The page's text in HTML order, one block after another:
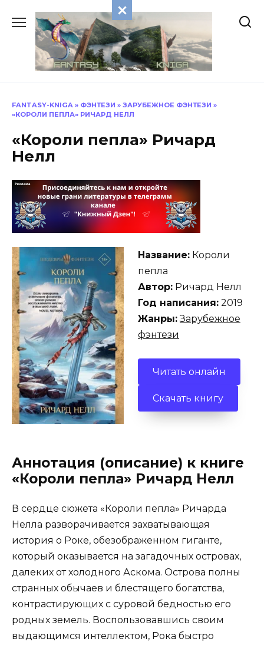
содержанию
FANTASY-KNIGA » ФЭНТЕЗИ » ЗАРУБЕЖНОЕ ФЭНТЕЗИ »
«КОРОЛИ ПЕПЛА» РИЧАРД НЕЛЛ
«Короли пепла» Ричард
Нелл
Название: Короли
пепла
Автор: Ричард Нелл
Год написания: 2019
Жанры: Зарубежное
фэнтези
Читать онлайн
Скачать книгу
Аннотация (описание) к книге
«Короли пепла» Ричард Нелл
В сердце сюжета «Короли пепла» Ричарда
Нелла разворачивается захватывающая
история о Роке, обезображенном гиганте,
который оказывается на загадочных островах,
далеких от холодного Аскома. Острова полны
странных обычаев и блестящего богатства,
контрастирующих с суровой бедностью его
родных земель. Воспользовавшись своим
выдающимся интеллектом, Рока быстро